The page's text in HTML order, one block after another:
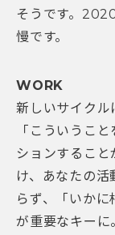
そうです。
慢です。
WORK
新しいサイクル
「こういうこ
ションするこ
け、あなたの活
らず、「いかに
が重要なキーに